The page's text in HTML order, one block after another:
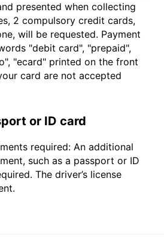
presented when collecting
2 compulsory credit cards,
will be requested. Payment
"debit card", "prepaid",
"ecard" printed on the front
card are not accepted
or ID card
required: An additional
such as a passport or ID
The driver’s license